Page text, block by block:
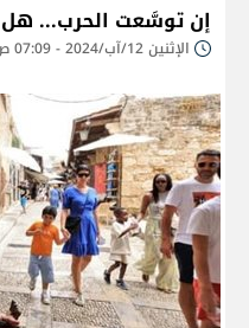
إن توسَّعت الحرب... هل
الإثنين 12/آب/2024 - 07:09 ص